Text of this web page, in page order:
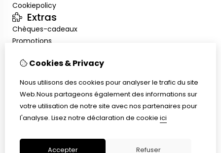
Cookiepolicy
Extras
Chèques-cadeaux
Promotions
Inloggen
Service client
Plan du site
Cookies & Privacy
Nous utilisons des cookies pour analyser le trafic du site
Web.Nous partageons également des informations sur
votre utilisation de notre site avec nos partenaires pour
l'analyse. Lisez notre déclaration de cookie ici
Accepter Refuser